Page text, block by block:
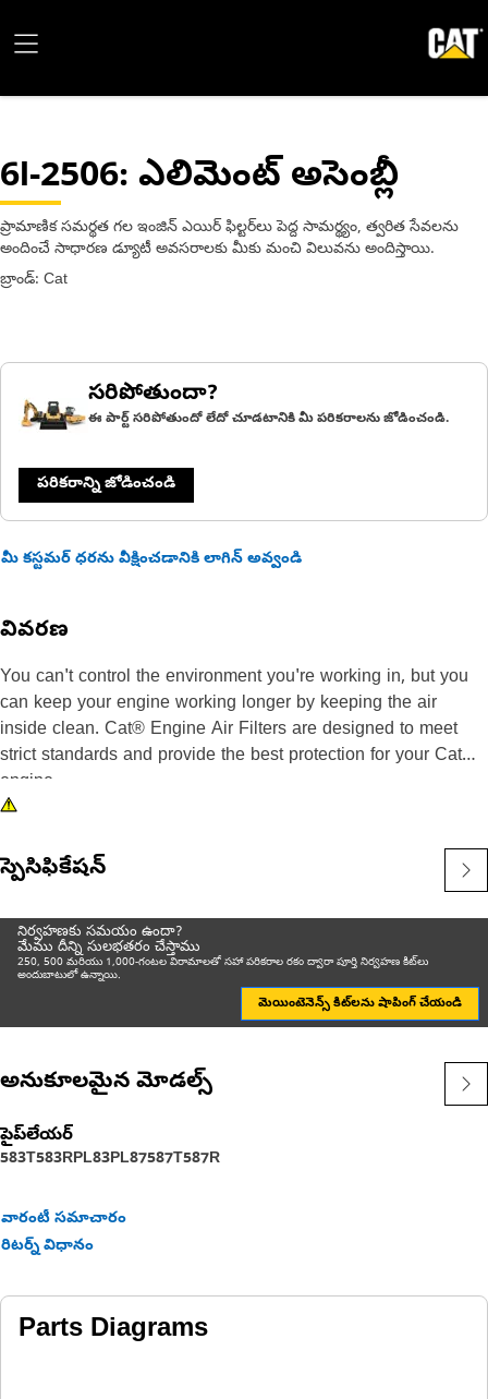
6I-2506: ఎలిమెంట్ అసెంబ్లీ
ప్రామాణిక సమర్థత గల ఇంజిన్ ఎయిర్ ఫిల్టర్‌లు పెద్ద సామర్థ్యం, త్వరిత సేవలను
అందించే సాధారణ డ్యూటీ అవసరాలకు మీకు మంచి విలువను అందిస్తాయి.
బ్రాండ్: Cat
సరిపోతుందా?
ఈ పార్ట్ సరిపోతుందో లేదో చూడటానికి మీ పరికరాలను జోడించండి.
పరికరాన్ని జోడించండి
మీ కస్టమర్ ధరను వీక్షించడానికి లాగిన్ అవ్వండి
వివరణ
You can't control the environment you're working in, but you
can keep your engine working longer by keeping the air
inside clean. Cat® Engine Air Filters are designed to meet
strict standards and provide the best protection for your Cat
engine.
స్పెసిఫికేషన్
నిర్వహణకు సమయం ఉందా?
మేము దీన్ని సులభతరం చేస్తాము
250, 500 మరియు 1,000-గంటల విరామాలతో సహా పరికరాల రకం ద్వారా పూర్తి నిర్వహణ కిట్‌లు
అందుబాటులో ఉన్నాయి.
మెయింటెనెన్స్ కిట్‌లను షాపింగ్ చేయండి
అనుకూలమైన మోడల్స్
పైప్‌లేయర్
583T583RPL83PL87587T587R
వారంటీ సమాచారం
రిటర్న్ విధానం
Parts Diagrams